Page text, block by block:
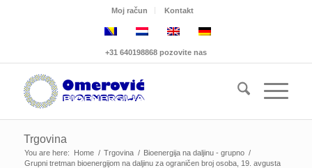
Moj račun Kontakt
+31 640198868 pozovite nas
Trgovina
You are here: Home / Trgovina / Bioenergija na daljinu - grupno /
Grupni tretman bioenergijom na daljinu za ograničen broj osoba, 19. avgusta